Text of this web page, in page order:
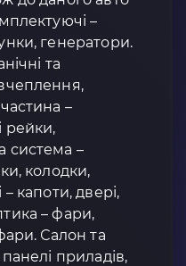
–
генератори.
та
–
рейки,
система –
колодки,
капоти, двері,
– фари,
Салон та
приладів,